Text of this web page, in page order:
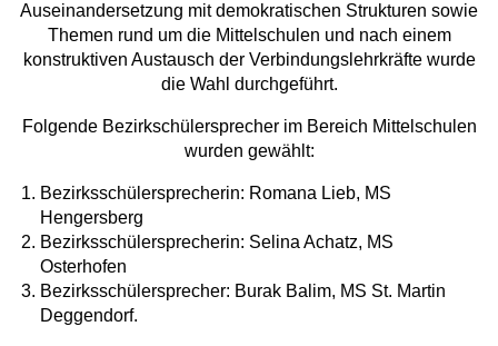
Auseinandersetzung mit demokratischen Strukturen sowie
Themen rund um die Mittelschulen und nach einem
konstruktiven Austausch der Verbindungslehrkräfte wurde
die Wahl durchgeführt.
Folgende Bezirkschülersprecher im Bereich Mittelschulen
wurden gewählt:
Bezirksschülersprecherin: Romana Lieb, MS
Hengersberg
Bezirksschülersprecherin: Selina Achatz, MS
Osterhofen
Bezirksschülersprecher: Burak Balim, MS St. Martin
Deggendorf.